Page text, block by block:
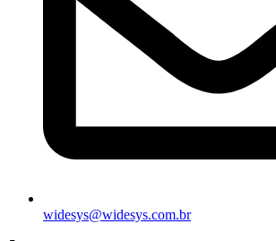
widesys@widesys.com.br